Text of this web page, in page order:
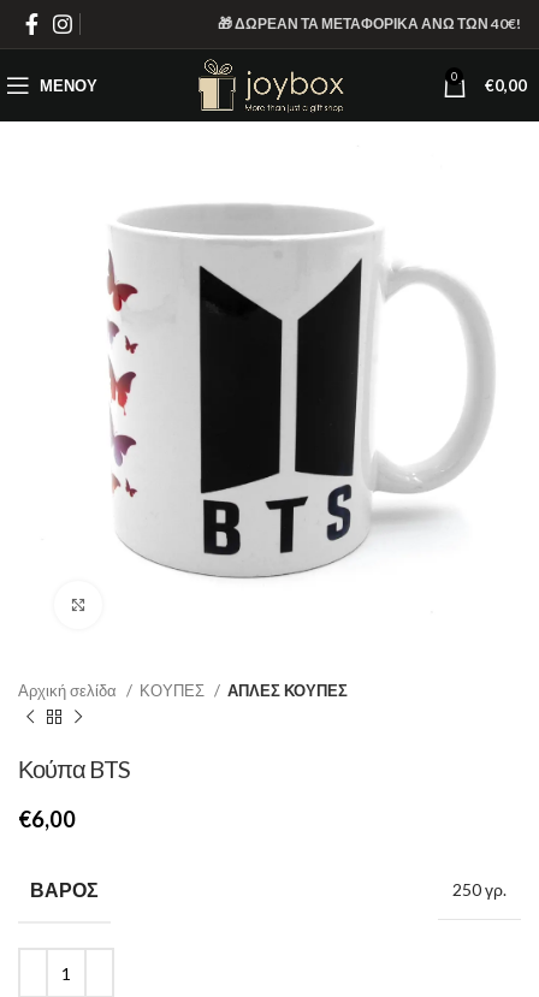
🎁 ΔΩΡΕΑΝ ΤΑ ΜΕΤΑΦΟΡΙΚΑ ΑΝΩ ΤΩΝ 40€!
ΜΕΝΟΎ 0 €0,00
Αρχική σελίδα ΚΟΥΠΕΣ ΑΠΛΕΣ ΚΟΥΠΕΣ
Κούπα BTS
€
ΒΆΡΟΣ 250 γρ.